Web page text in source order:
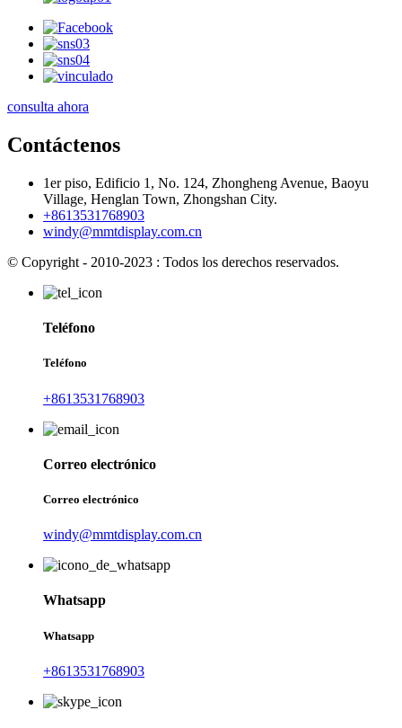
consulta ahora
Contáctenos
1er piso, Edificio 1, No. 124, Zhongheng Avenue, Baoyu
Village, Henglan Town, Zhongshan City.
+8613531768903
windy@mmtdisplay.com.cn
© Copyright - 2010-2023 : Todos los derechos reservados.
Teléfono
Teléfono
+8613531768903
Correo electrónico
Correo electrónico
windy@mmtdisplay.com.cn
Whatsapp
Whatsapp
+8613531768903